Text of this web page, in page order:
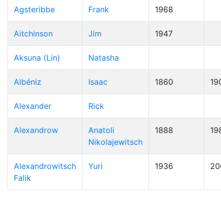
Agsteribbe Frank 1968
Aitchinson Jim 1947
Aksuna (Lin) Natasha
Albéniz Isaac 1860
Alexander Rick
Alexandrow
Anatoli
Nikolajewitsch
1888
Alexandrowitsch
Falik
Yuri 1936